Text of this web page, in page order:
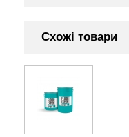
Схожі товари